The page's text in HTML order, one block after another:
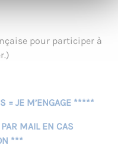
pour participer à
= JE M’ENGAGE *****
MAIL EN CAS
***